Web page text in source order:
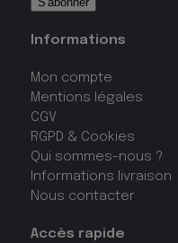
Informations
Mon compte
Mentions légales
CGV
RGPD & Cookies
Qui sommes-nous ?
Informations livraison
Nous contacter
Accès rapide